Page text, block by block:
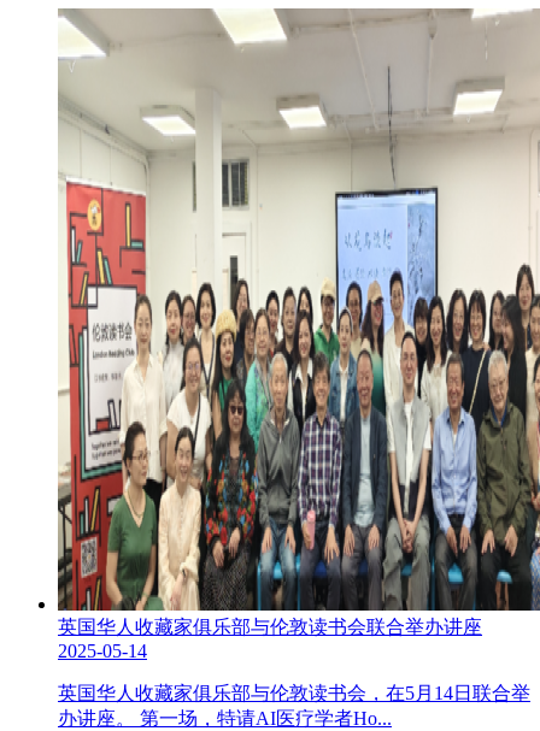
英国华人收藏家俱乐部与伦敦读书会联合举办讲座
2025-05-14
英国华人收藏家俱乐部与伦敦读书会，在5月14日联合举
办讲座。 第一场，特请AI医疗学者Ho...